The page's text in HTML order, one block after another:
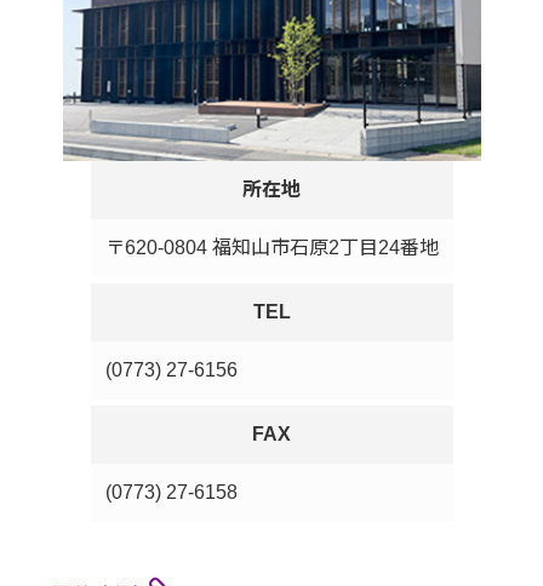
所在地
〒620-0804 福知山市石原2丁目24番地
TEL
(0773) 27-6156
FAX
(0773) 27-6158